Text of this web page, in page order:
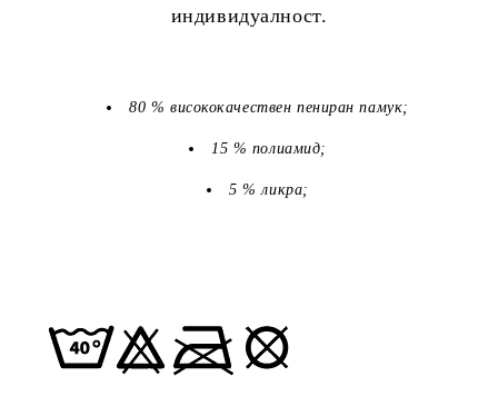
индивидуалност.
80 % висококачествен пениран памук;
15 % полиамид;
5 % ликра;